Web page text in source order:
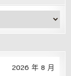
2026 年 8 月